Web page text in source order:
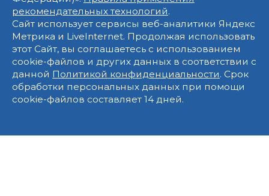
рекомендательных технологий.
Сайт использует сервисы веб-аналитики Яндекс
Метрика и LiveInternet. Продолжая использовать
этот Сайт, вы соглашаетесь с использованием
cookie-файлов и других данных в соответствии с
данной Политикой конфиденциальности. Срок
обработки персональных данных при помощи
cookie-файлов составляет 14 дней.